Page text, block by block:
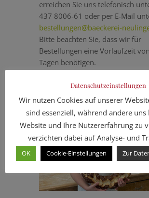
erreichen Sie uns telefonisch
437 8006-61 oder per E-Mail
bestellungen@baeckerei-
Bitte beachten Sie, dass wir für
Bestellungen eine Vorlaufzeit
Tagen benötigen.
Datenschutzeinstellungen
Wir nutzen Cookies auf unserer
sind essenziell, während andere uns
Website und Ihre Nutzererfahrung zu
verzichten dabei auf Analyse- und
OK Cookie-Einstellungen Zur